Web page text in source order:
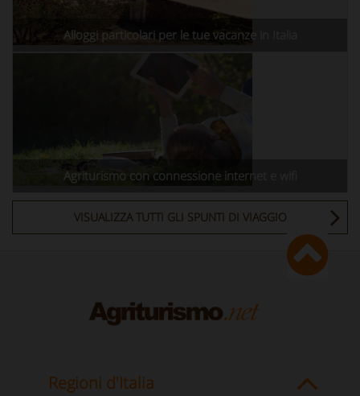
Alloggi particolari per le tue vacanze in Italia
Agriturismo con connessione internet e wifi
VISUALIZZA TUTTI GLI SPUNTI DI VIAGGIO
Regioni d'Italia